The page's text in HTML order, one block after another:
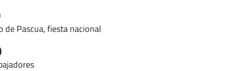
de Pascua, fiesta nacional